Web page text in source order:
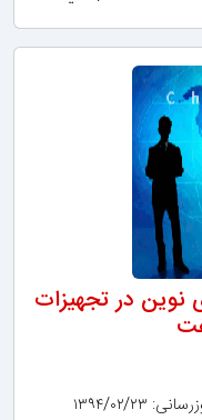
در تجهیزات
۱۳۹۴/۰۲/۲۳